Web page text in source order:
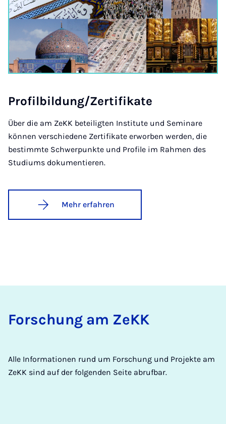
Pro­fil­bil­dung/Zer­ti­fi­ka­te
Über die am ZeKK beteiligten Institute und Seminare
können verschiedene Zertifikate erworben werden, die
bestimmte Schwerpunkte und Profile im Rahmen des
Studiums dokumentieren.
Mehr erfahren
For­schung am ZeKK
Alle Informationen rund um Forschung und Projekte am
ZeKK sind auf der folgenden Seite abrufbar.